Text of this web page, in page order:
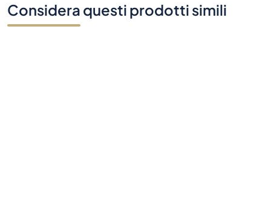
Considera questi prodotti simili